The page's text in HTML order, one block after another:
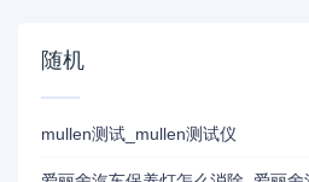
随机
mullen测试_mullen测试仪